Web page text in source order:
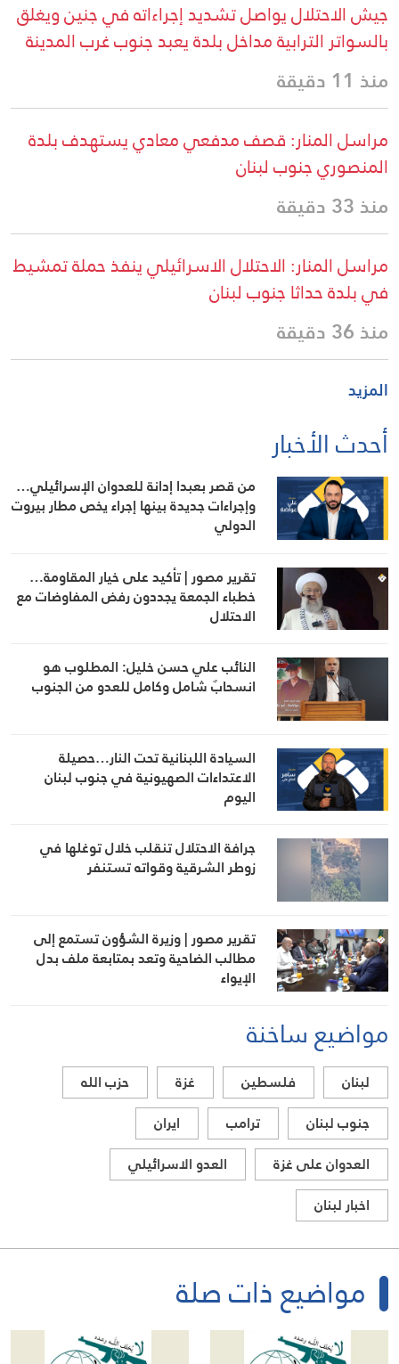
جيش الاحتلال يواصل تشديد إجراءاته في جنين ويغلق
بالسواتر الترابية مداخل بلدة يعبد جنوب غرب المدينة
منذ 11 دقيقة
مراسل المنار: قصف مدفعي معادي يستهدف بلدة
المنصوري جنوب لبنان
منذ 33 دقيقة
مراسل المنار: الاحتلال الاسرائيلي ينفذ حملة تمشيط
في بلدة حداثا جنوب لبنان
منذ 36 دقيقة
المزيد
أحدث الأخبار
من قصر بعبدا إدانة للعدوان الإسرائيلي…
وإجراءات جديدة بينها إجراء يخص مطار بيروت
الدولي
تقرير مصور | تأكيد على خيار المقاومة…
خطباء الجمعة يجددون رفض المفاوضات مع
الاحتلال
النائب علي حسن خليل: المطلوب هو
انسحابٌ شامل وكامل للعدو من الجنوب
السيادة اللبنانية تحت النار…حصيلة
الاعتداءات الصهيونية في جنوب لبنان
اليوم
جرافة الاحتلال تنقلب خلال توغلها في
زوطر الشرقية وقواته تستنفر
تقرير مصور | وزيرة الشؤون تستمع إلى
مطالب الضاحية وتعد بمتابعة ملف بدل
الإيواء
مواضيع ساخنة
لبنان فلسطين غزة
حزب الله
جنوب لبنان
ترامب
ايران
العدوان على غزة
العدو الاسرائيلي
اخبار لبنان
مواضيع ذات صلة